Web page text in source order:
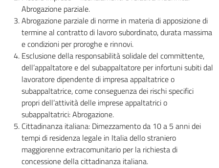
Abrogazione parziale.
Abrogazione parziale di norme in materia di apposizione di
termine al contratto di lavoro subordinato, durata massima
e condizioni per proroghe e rinnovi.
Esclusione della responsabilità solidale del committente,
dell’appaltatore e del subappaltatore per infortuni subiti dal
lavoratore dipendente di impresa appaltatrice o
subappaltatrice, come conseguenza dei rischi specifici
propri dell’attività delle imprese appaltatrici o
subappaltatrici: Abrogazione.
Cittadinanza italiana: Dimezzamento da 10 a 5 anni dei
tempi di residenza legale in Italia dello straniero
maggiorenne extracomunitario per la richiesta di
concessione della cittadinanza italiana.